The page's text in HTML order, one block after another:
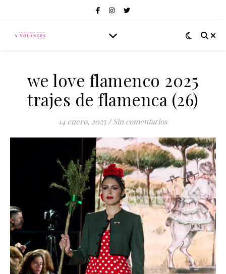
we love flamenco 2025
trajes de flamenca (26)
14 enero, 2025 / Sin comentarios